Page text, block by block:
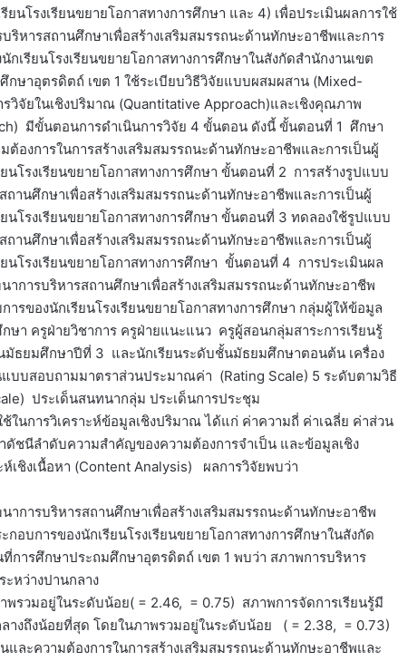
ยนโรงเรียนขยายโอกาสทางการศึกษา และ 4) เพื่อประเมินผลการใช้
หารสถานศึกษาเพื่อสร้างเสริมสมรรถนะด้านทักษะอาชีพและการ
กเรียนโรงเรียนขยายโอกาสทางการศึกษาในสังกัดสำนักงานเขต
ษาอุตรดิตถ์ เขต 1 ใช้ระเบียบวิธีวิจัยแบบผสมผสาน (Mixed-
รวิจัยในเชิงปริมาณ (Quantitative Approach)และเชิงคุณภาพ
มีขั้นตอนการดำเนินการวิจัย 4 ขั้นตอน ดังนี้ ขั้นตอนที่ 1 ศึกษา
องการในการสร้างเสริมสมรรถนะด้านทักษะอาชีพและการเป็นผู้
นโรงเรียนขยายโอกาสทางการศึกษา ขั้นตอนที่ 2 การสร้างรูปแบบ
านศึกษาเพื่อสร้างเสริมสมรรถนะด้านทักษะอาชีพและการเป็นผู้
นโรงเรียนขยายโอกาสทางการศึกษา ขั้นตอนที่ 3 ทดลองใช้รูปแบบ
านศึกษาเพื่อสร้างเสริมสมรรถนะด้านทักษะอาชีพและการเป็นผู้
นโรงเรียนขยายโอกาสทางการศึกษา ขั้นตอนที่ 4 การประเมินผล
การบริหารสถานศึกษาเพื่อสร้างเสริมสมรรถนะด้านทักษะอาชีพ
ารของนักเรียนโรงเรียนขยายโอกาสทางการศึกษา กลุ่มผู้ให้ข้อมูล
ษา ครูฝ่ายวิชาการ ครูฝ่ายแนะแนว ครูผู้สอนกลุ่มสาระการเรียนรู้
มัธยมศึกษาปีที่ 3 และนักเรียนระดับชั้นมัธยมศึกษาตอนต้น เครื่อง
แบบสอบถามมาตราส่วนประมาณค่า (Rating Scale) 5 ระดับตามวิธี
ประเด็นสนทนากลุ่ม ประเด็นการประชุม
ในการวิเคราะห์ข้อมูลเชิงปริมาณ ได้แก่ ค่าความถี่ ค่าเฉลี่ย ค่าส่วน
ดัชนีลำดับความสำคัญของความต้องการจำเป็น และข้อมูลเชิง
เชิงเนื้อหา (Content Analysis) ผลการวิจัยพบว่า
การบริหารสถานศึกษาเพื่อสร้างเสริมสมรรถนะด้านทักษะอาชีพ
กอบการของนักเรียนโรงเรียนขยายโอกาสทางการศึกษาในสังกัด
การศึกษาประถมศึกษาอุตรดิตถ์ เขต 1 พบว่า สภาพการบริหาร
หว่างปานกลาง
พรวมอยู่ในระดับน้อย( = 2.46, = 0.75) สภาพการจัดการเรียนรู้มี
ลางถึงน้อยที่สุด โดยในภาพรวมอยู่ในระดับน้อย ( = 2.38, = 0.73)
ละความต้องการในการสร้างเสริมสมรรถนะด้านทักษะอาชีพและ